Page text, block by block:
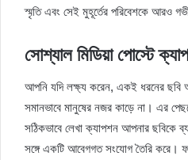
স্মৃতি এবং সেই মুহূর্তের পরিবেশকে আরও
সোশ্যাল মিডিয়া পোস্টে
আপনি যদি লক্ষ্য করেন, একই ধরনের ছবি
সমানভাবে মানুষের নজর কাড়ে না। এর
সঠিকভাবে লেখা ক্যাপশন আপনার ছবিকে
সঙ্গে একটি আবেগগত সংযোগ তৈরি করে।